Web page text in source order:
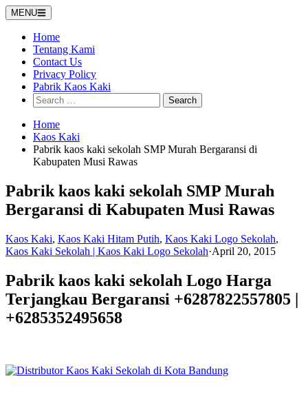
Skip
to
content
MENU
Home
Tentang Kami
Contact Us
Privacy Policy
Pabrik Kaos Kaki
Search
for:
Home
Kaos Kaki
Pabrik kaos kaki sekolah SMP Murah Bergaransi di
Kabupaten Musi Rawas
Pabrik kaos kaki sekolah SMP Murah
Bergaransi di Kabupaten Musi Rawas
Kaos Kaki, Kaos Kaki Hitam Putih, Kaos Kaki Logo Sekolah,
Kaos Kaki Sekolah | Kaos Kaki Logo Sekolah·April 20, 2015
Pabrik kaos kaki sekolah Logo Harga
Terjangkau Bergaransi +6287822557805 |
+6285352495658